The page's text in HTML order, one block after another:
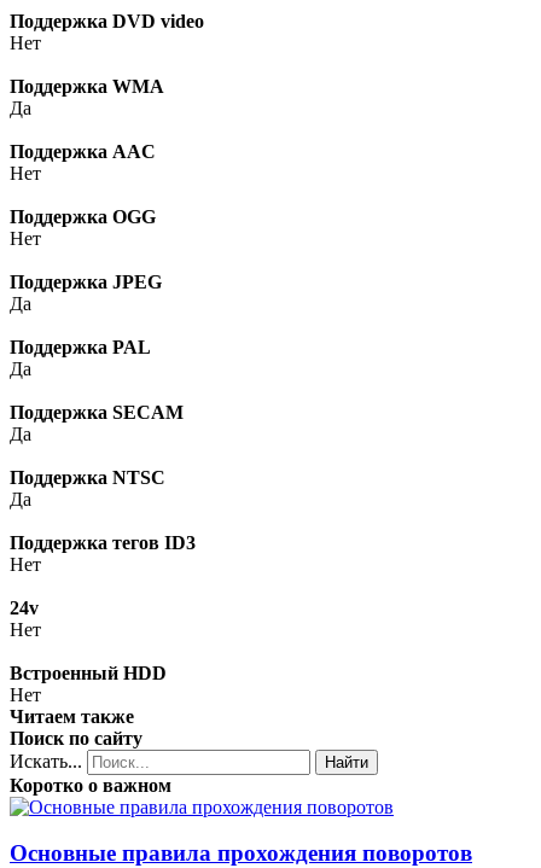
Поддержка DVD video
Нет
Поддержка WMA
Да
Поддержка AAC
Нет
Поддержка OGG
Нет
Поддержка JPEG
Да
Поддержка PAL
Да
Поддержка SECAM
Да
Поддержка NTSC
Да
Поддержка тегов ID3
Нет
24v
Нет
Встроенный HDD
Нет
Читаем также
Поиск по сайту
Искать...
Найти
Коротко о важном
Основные правила прохождения поворотов